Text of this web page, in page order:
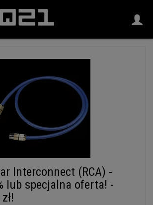
Interconnect (RCA) -
lub specjalna oferta! -